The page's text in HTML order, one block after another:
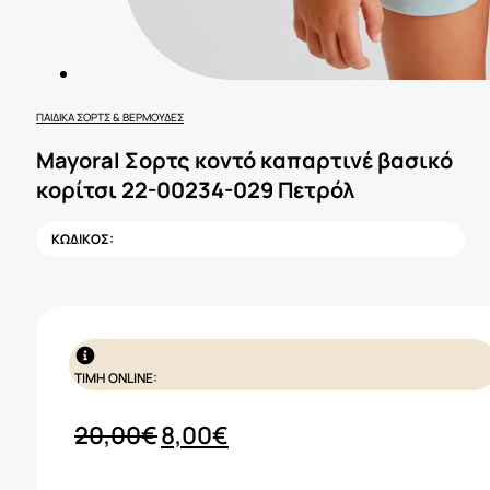
ΠΑΙΔΙΚΆ ΣΟΡΤΣ & ΒΕΡΜΟΎΔΕΣ
Mayoral Σορτς κοντό καπαρτινέ βασικό
κορίτσι 22-00234-029 Πετρόλ
ΚΩΔΙΚΟΣ:
ΤΙΜΗ ONLINE:
20,00€Original
8,00€